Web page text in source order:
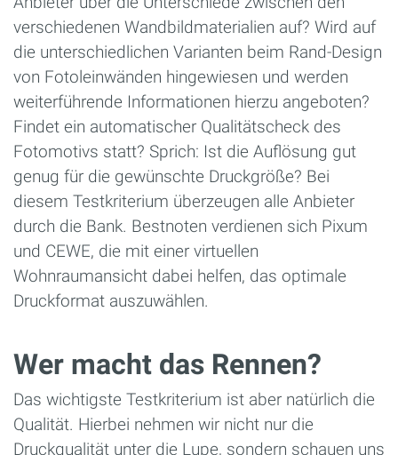
verschiedenen Wandbildmaterialien auf? Wird auf
die unterschiedlichen Varianten beim Rand-Design
von Fotoleinwänden hingewiesen und werden
weiterführende Informationen hierzu angeboten?
Findet ein automatischer Qualitätscheck des
Fotomotivs statt? Sprich: Ist die Auflösung gut
genug für die gewünschte Druckgröße? Bei
diesem Testkriterium überzeugen alle Anbieter
durch die Bank. Bestnoten verdienen sich Pixum
und CEWE, die mit einer virtuellen
Wohnraumansicht dabei helfen, das optimale
Druckformat auszuwählen.
Wer macht das Rennen?
Das wichtigste Testkriterium ist aber natürlich die
Qualität. Hierbei nehmen wir nicht nur die
Druckqualität unter die Lupe, sondern schauen uns